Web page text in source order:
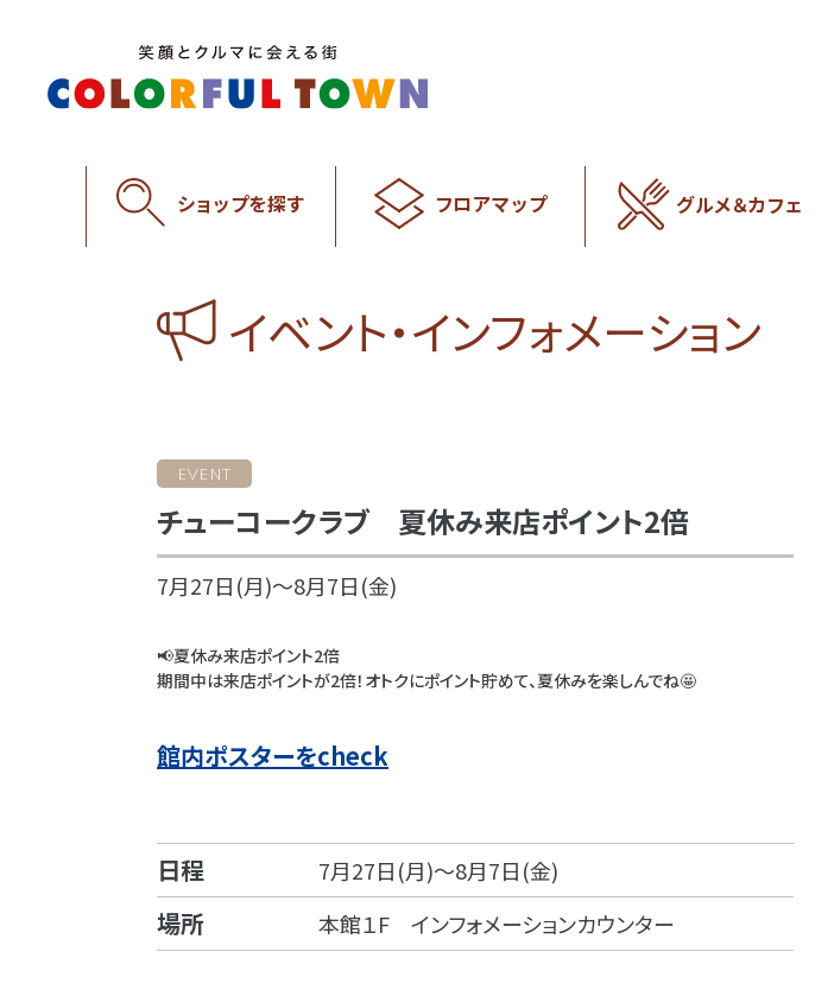
ショップを探す フロアマップ グルメ＆カフェ
イベント・インフォメーション
EVENT
チューコークラブ 夏休み来店ポイント2倍
7月27日(月)～8月7日(金)
📢夏休み来店ポイント2倍
期間中は来店ポイントが2倍！オトクにポイント貯めて、夏休みを楽しんでね🤩
館内ポスターをcheck
日程 7月27日(月)～8月7日(金)
場所 本館１F インフォメーションカウンター